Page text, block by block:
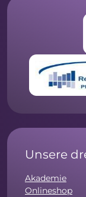
Unsere
Akademie
Onlineshop